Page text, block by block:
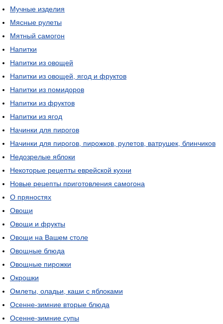
Мучные изделия
Мясные рулеты
Мятный самогон
Напитки
Напитки из овощей
Напитки из овощей, ягод и фруктов
Напитки из помидоров
Напитки из фруктов
Напитки из ягод
Начинки для пирогов
Начинки для пирогов, пирожков, рулетов, ватрушек, блинчиков
Недозрелые яблоки
Некоторые рецепты еврейской кухни
Новые рецепты приготовления самогона
О пряностях
Овощи
Овощи и фрукты
Овощи на Вашем столе
Овощные блюда
Овощные пирожки
Окрошки
Омлеты, оладьи, каши с яблоками
Осенне-зимние вторые блюда
Осенне-зимние супы